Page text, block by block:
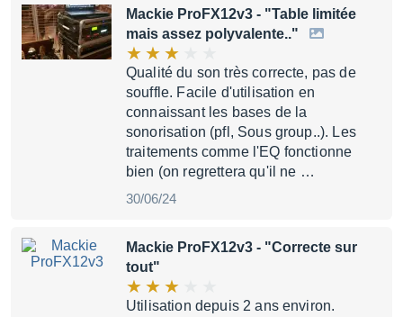
Mackie ProFX12v3 - "Table limitée
mais assez polyvalente.."
Qualité du son très correcte, pas de
souffle. Facile d'utilisation en
connaissant les bases de la
sonorisation (pfl, Sous group..). Les
traitements comme l'EQ fonctionne
bien (on regrettera qu'il ne …
30/06/24
Mackie ProFX12v3 - "Correcte sur
tout"
Utilisation depuis 2 ans environ.